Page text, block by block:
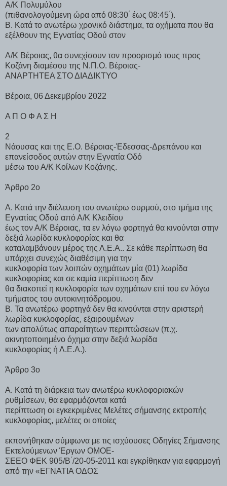
Α/Κ Πολυμύλου
(πιθανολογούμενη ώρα από 08:30 ́ έως 08:45 ́).
Β. Κατά το ανωτέρω χρονικό διάστημα, τα οχήματα που θα
εξέλθουν της Εγνατίας Οδού στον
Α/Κ Βέροιας, θα συνεχίσουν τον προορισμό τους προς
Κοζάνη διαμέσου της Ν.Π.Ο. Βέροιας-
ANAΡΤΗΤΕΑ ΣΤΟ ΔΙΑΔΙΚΤΥΟ
Βέροια, 06 Δεκεμβρίου 2022
Α Π Ο Φ Α Σ Η
2
Νάουσας και της Ε.Ο. Βέροιας-Έδεσσας-Δρεπάνου και
επανείσοδος αυτών στην Εγνατία Οδό
μέσω του Α/Κ Κοίλων Κοζάνης.
Άρθρο 2ο
Α. Κατά την διέλευση του ανωτέρω συρμού, στο τμήμα της
Εγνατίας Οδού από Α/Κ Κλειδίου
έως τον Α/Κ Βέροιας, τα εν λόγω φορτηγά θα κινούνται στην
δεξιά λωρίδα κυκλοφορίας και θα
καταλαμβάνουν μέρος της Λ.Ε.Α.. Σε κάθε περίπτωση θα
υπάρχει συνεχώς διαθέσιμη για την
κυκλοφορία των λοιπών οχημάτων μία (01) λωρίδα
κυκλοφορίας και σε καμία περίπτωση δεν
θα διακοπεί η κυκλοφορία των οχημάτων επί του εν λόγω
τμήματος του αυτοκινητόδρομου.
Β. Τα ανωτέρω φορτηγά δεν θα κινούνται στην αριστερή
λωρίδα κυκλοφορίας, εξαιρουμένων
των απολύτως απαραίτητων περιπτώσεων (π.χ.
ακινητοποιημένο όχημα στην δεξιά λωρίδα
κυκλοφορίας ή Λ.Ε.Α.).
Άρθρο 3ο
Α. Κατά τη διάρκεια των ανωτέρω κυκλοφοριακών
ρυθμίσεων, θα εφαρμόζονται κατά
περίπτωση οι εγκεκριμένες Μελέτες σήμανσης εκτροπής
κυκλοφορίας, μελέτες οι οποίες
εκπονήθηκαν σύμφωνα με τις ισχύουσες Οδηγίες Σήμανσης
Εκτελούμενων Έργων ΟΜΟΕ-
ΣΕΕΟ ΦΕΚ 905/Β ́/20-05-2011 και εγκρίθηκαν για εφαρμογή
από την «ΕΓΝΑΤΙΑ ΟΔΟΣ